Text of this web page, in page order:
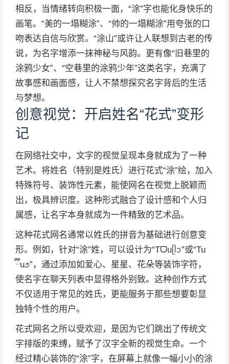
相反，当情绪转向积极一面，“涂”字也能化身快乐的
画笔。“美的一塌糊涂”、“帅的一塌糊涂”用夸张的口
吻表达自信与欣赏。“涂山”或许让人联想到古老的传
说，为名字增添一抹神秘与风韵。更有像“旧巷里的
涂鸦少女”、“空巷里的涂鸦少年”这类名字，充满了
故事感和画面感，让人不禁想探究名字背后的生活
与梦想。
创意视觉：开启姓名“花式”变形
记
在网络社交中，文字的视觉呈现本身就成为了一种
艺术。将姓名（特别是姓氏）进行花式“涂”绘，加入
特殊符号、装饰性元素，能使网名在视觉上脱颖而
出，极具辨识度。这种形式融合了设计感和个人归
属感，让名字本身就成为一件精致的艺术品。
这种花式网名通常以姓氏的拼音为基础进行创意变
形。例如，针对“涂”姓，可以设计为“Tᗜuᥫᩣ”或“Tu
ྀིu೨”，通过添加如爱心、星星、花朵等装饰字符，
使名字在聊天列表中显得格外别致。这种创作方式
不仅适用于常见的姓氏，更能服务于那些想要彰显
独特个性的用户。
花式网名之所以受欢迎，是因为它们跳出了传统文
字排版的束缚，赋予了汉字全新的视觉生命。一个
经过精心装饰的“涂”字，在屏幕上就像一幅小小的涂